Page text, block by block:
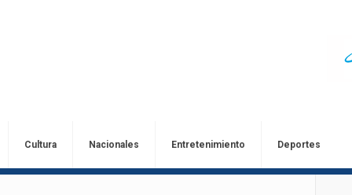
Cultura Nacionales Entretenimiento Deportes